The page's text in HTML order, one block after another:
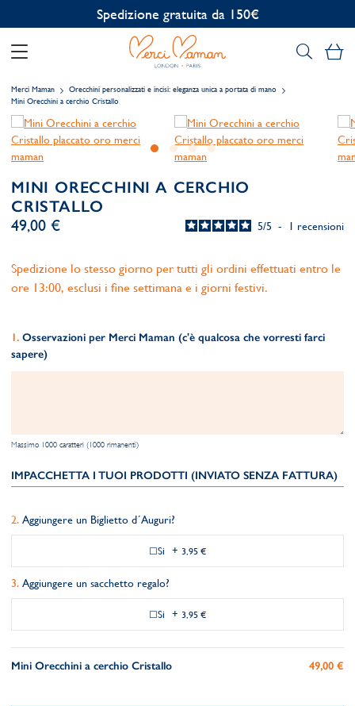
Personalizzazione gratuita
Il
Merci Maman
Orecchini personalizzati e incisi: eleganza unica a portata di mano
Mini Orecchini a cerchio Cristallo
MINI ORECCHINI A CERCHIO
CRISTALLO
5/5 - 1 recensioni
49,00 €
Spedizione lo stesso giorno per tutti gli ordini effettuati entro le
ore 13:00, esclusi i fine settimana e i giorni festivi.
Osservazioni per Merci Maman (c'è qualcosa che vorresti farci
sapere)
Massimo 1000 caratteri (1000 rimanenti)
IMPACCHETTA I TUOI PRODOTTI (INVIATO SENZA FATTURA)
Aggiungere un Biglietto d´Auguri?
Si + 3,95 €
Aggiungere un sacchetto regalo?
Si + 3,95 €
Mini Orecchini a cerchio Cristallo 49,00 €